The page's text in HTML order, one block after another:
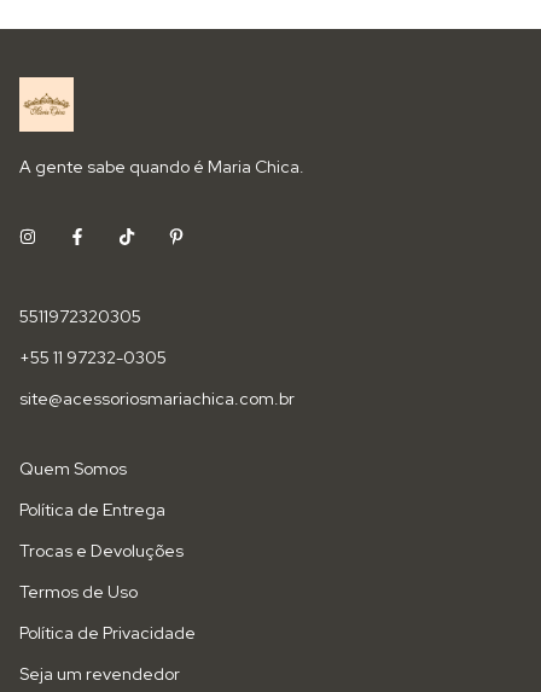
A gente sabe quando é Maria Chica.
5511972320305
+55 11 97232-0305
site@acessoriosmariachica.com.br
Quem Somos
Política de Entrega
Trocas e Devoluções
Termos de Uso
Política de Privacidade
Seja um revendedor